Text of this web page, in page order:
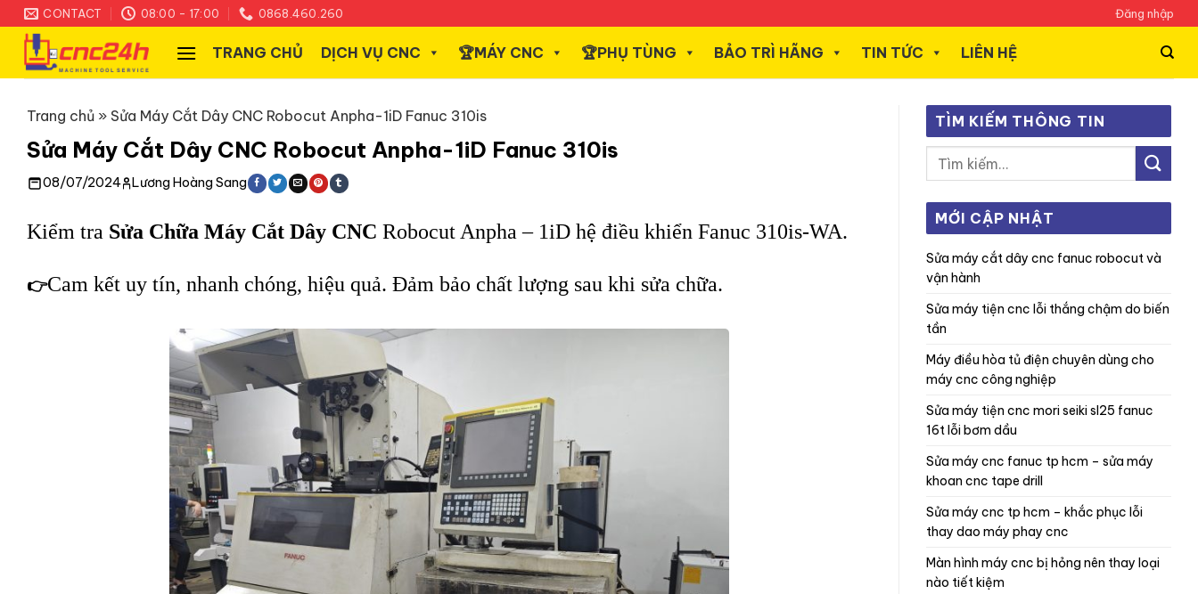
Skip
to
content
CONTACT 08:00 - 17:00 0868.460.260 Đăng nhập
TRANG CHỦ DỊCH VỤ CNC ️🏆MÁY CNC ️🏆PHỤ TÙNG BẢO TRÌ HÃNG TIN TỨC LIÊN HỆ
Trang chủ » Sửa Máy Cắt Dây CNC Robocut Anpha-1iD Fanuc 310is
Sửa Máy Cắt Dây CNC Robocut Anpha-1iD Fanuc 310is
08/07/2024 Lương Hoàng Sang
Kiểm tra Sửa Chữa Máy Cắt Dây CNC Robocut Anpha – 1iD hệ điều khiển Fanuc 310is-WA.
👉Cam kết uy tín, nhanh chóng, hiệu quả. Đảm bảo chất lượng sau khi sửa chữa.
TÌM KIẾM THÔNG TIN
MỚI CẬP NHẬT
sửa máy cắt dây cnc fanuc robocut và
vận hành
sửa máy tiện cnc lỗi thắng chậm do biến
tần
máy điều hòa tủ điện chuyên dùng cho
máy cnc công nghiệp
sửa máy tiện cnc mori seiki sl25 fanuc
16t lỗi bơm dầu
sửa máy cnc fanuc tp hcm – sửa máy
khoan cnc tape drill
sửa máy cnc tp hcm – khắc phục lỗi
thay dao máy phay cnc
màn hình máy cnc bị hỏng nên thay loại
nào tiết kiệm